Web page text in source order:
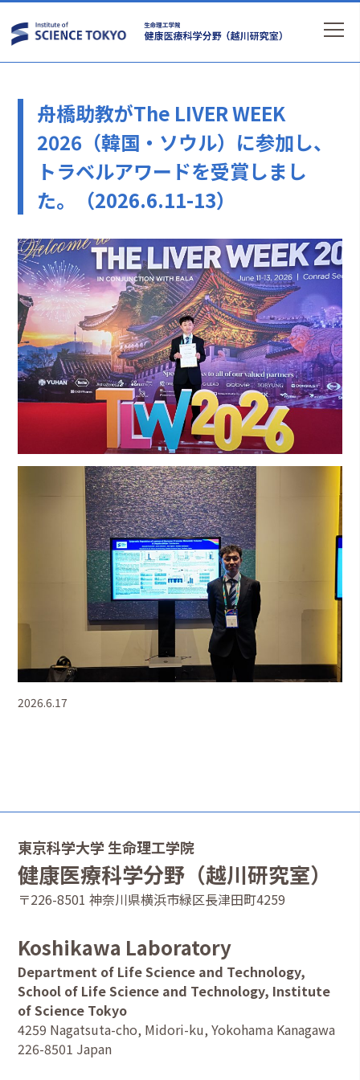
舟橋助教がThe LIVER WEEK
2026（韓国・ソウル）に参加し、
トラベルアワードを受賞しまし
た。（2026.6.11-13）
2026.6.17
東京科学大学 生命理工学院
健康医療科学分野（越川研究室）
〒226-8501 神奈川県横浜市緑区長津田町4259
Koshikawa Laboratory
Department of Life Science and Technology,
School of Life Science and Technology, Institute
of Science Tokyo
4259 Nagatsuta-cho, Midori-ku, Yokohama Kanagawa
226-8501 Japan